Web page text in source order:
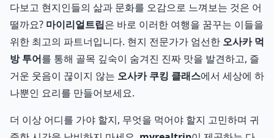
다보고 현지인들의 삶과 문화를 오감으로 느껴보는 것은 어
떨까요? 마이리얼트립은 바로 이러한 여행을 꿈꾸는 이들을
위한 최고의 파트너입니다. 현지 전문가가 엄선한 오사카 먹
방 투어를 통해 골목 깊숙이 숨겨진 진짜 맛을 발견하고, 즐
거운 웃음이 끊이지 않는 오사카 쿠킹 클래스에서 세상에 하
나뿐인 요리를 만들어보세요.
더 이상 어디를 가야 할지, 무엇을 먹어야 할지 고민하며 귀